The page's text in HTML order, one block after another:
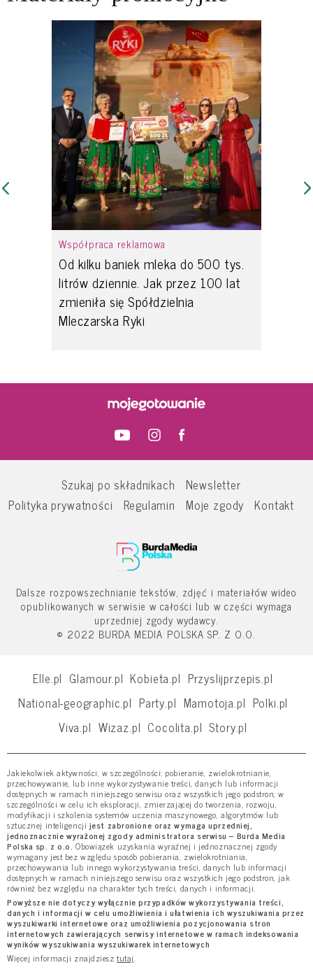
Współpraca reklamowa
Od kilku baniek mleka do 500 tys.
litrów dziennie. Jak przez 100 lat
zmieniła się Spółdzielnia
Mleczarska Ryki
Szukaj po składnikach
Newsletter
Polityka prywatności
Regulamin Moje zgody Kontakt
Dalsze rozpowszechnianie tekstów, zdjęć i materiałów wideo
opublikowanych w serwisie w całości lub w części wymaga
uprzedniej zgody wydawcy.
© 2022 BURDA MEDIA POLSKA SP. Z O.O.
Elle.pl Glamour.pl Kobieta.pl Przyslijprzepis.pl
National-geographic.pl Party.pl Mamotoja.pl Polki.pl
Viva.pl Wizaz.pl Cocolita.pl Story.pl
Jakiekolwiek aktywności, w szczególności: pobieranie, zwielokrotnianie,
przechowywanie, lub inne wykorzystywanie treści, danych lub informacji
dostępnych w ramach niniejszego serwisu oraz wszystkich jego podstron, w
szczególności w celu ich eksploracji, zmierzającej do tworzenia, rozwoju,
modyfikacji i szkolenia systemów uczenia maszynowego, algorytmów lub
sztucznej inteligencji jest zabronione oraz wymaga uprzedniej,
jednoznacznie wyrażonej zgody administratora serwisu – Burda Media
Polska sp. z o.o. Obowiązek uzyskania wyraźnej i jednoznacznej zgody
wymagany jest bez względu sposób pobierania, zwielokrotniania,
przechowywania lub innego wykorzystywania treści, danych lub informacji
dostępnych w ramach niniejszego serwisu oraz wszystkich jego podstron, jak
również bez względu na charakter tych treści, danych i informacji.
Powyższe nie dotyczy wyłącznie przypadków wykorzystywania treści,
danych i informacji w celu umożliwienia i ułatwienia ich wyszukiwania przez
wyszukiwarki internetowe oraz umożliwienia pozycjonowania stron
internetowych zawierających serwisy internetowe w ramach indeksowania
wyników wyszukiwania wyszukiwarek internetowych
Więcej informacji znajdziesztutaj.